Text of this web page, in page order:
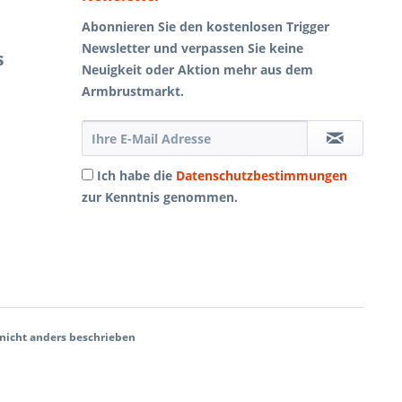
Abonnieren Sie den kostenlosen Trigger
Newsletter und verpassen Sie keine
Neuigkeit oder Aktion mehr aus dem
Armbrustmarkt.
Ich habe die Datenschutzbestimmungen
zur Kenntnis genommen.
anders beschrieben